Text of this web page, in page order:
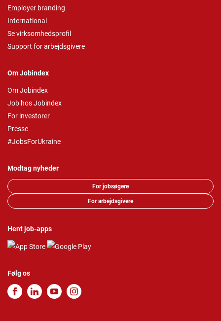
Employer branding
International
Se virksomhedsprofil
Support for arbejdsgivere
Om Jobindex
Om Jobindex
Job hos Jobindex
For investorer
Presse
#JobsForUkraine
Modtag nyheder
For jobsøgere
For arbejdsgivere
Hent job-apps
Følg os